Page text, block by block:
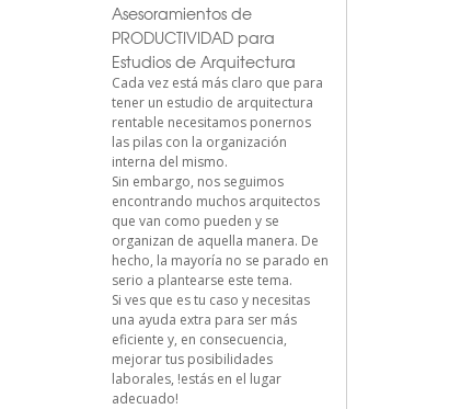
Asesoramientos de
PRODUCTIVIDAD para
Estudios de Arquitectura
Cada vez está más claro que para
tener un estudio de arquitectura
rentable necesitamos ponernos
las pilas con la organización
interna del mismo.
Sin embargo, nos seguimos
encontrando muchos arquitectos
que van como pueden y se
organizan de aquella manera. De
hecho, la mayoría no se parado en
serio a plantearse este tema.
Si ves que es tu caso y necesitas
una ayuda extra para ser más
eficiente y, en consecuencia,
mejorar tus posibilidades
laborales, !estás en el lugar
adecuado!